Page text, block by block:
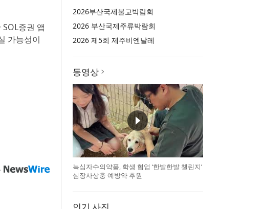
SOL증권 앱
가능성이
2026부산국제불교박람회
2026 부산국제주류박람회
2026 제5회 제주비엔날레
동영상
녹십자수의약품, 학생 협업 ‘한발한발 챌린지’
심장사상충 예방약 후원
인기 사진